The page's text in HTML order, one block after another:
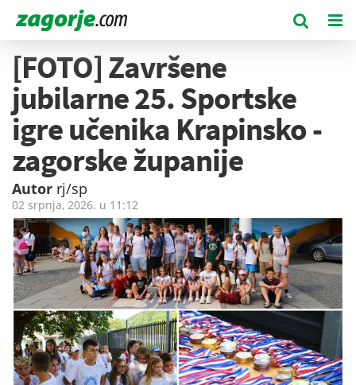
[FOTO] Završene
jubilarne 25. Sportske
igre učenika Krapinsko -
zagorske županije
Autor rj/sp
02 srpnja, 2026. u 11:12